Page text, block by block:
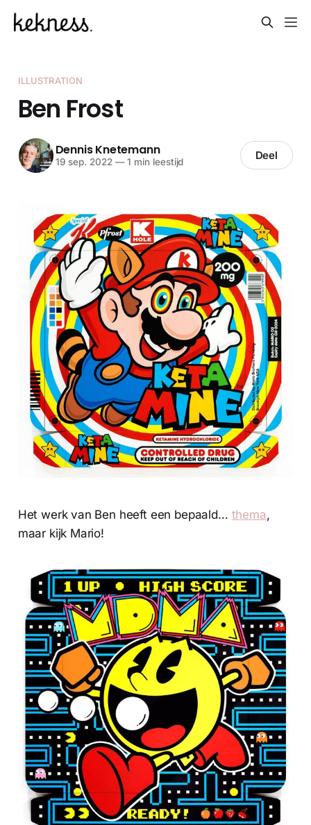
ILLUSTRATION
Ben Frost
Dennis Knetemann
19 sep. 2022 —1 min leestijd Deel
Het werk van Ben heeft een bepaald… thema,
maar kijk Mario!